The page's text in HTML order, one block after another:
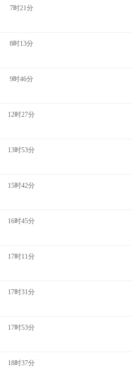
7时21分
8时13分
9时46分
12时27分
13时53分
15时42分
16时45分
17时11分
17时31分
17时53分
18时37分